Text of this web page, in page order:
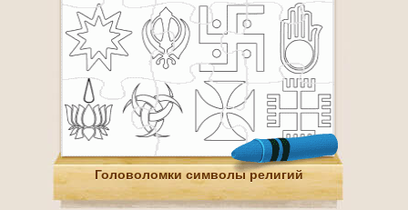
Головоломки символы религий